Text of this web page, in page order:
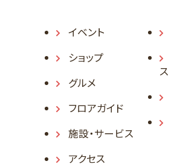
イベント
ショップ
グルメ
フロアガイド
施設・サービス
アクセス
ス